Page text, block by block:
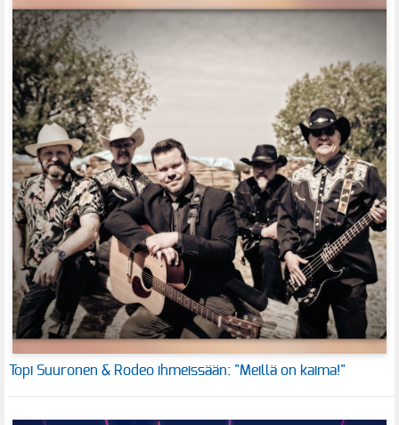
Topi Suuronen & Rodeo ihmeissään: "Meillä on kaima!"